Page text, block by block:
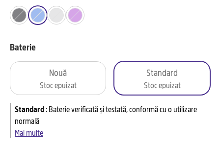
Baterie
Nouă
Stoc epuizat
Standard
Stoc epuizat
Standard:Baterie verificată și testată, conformă cu o utilizare
normală
Mai multe